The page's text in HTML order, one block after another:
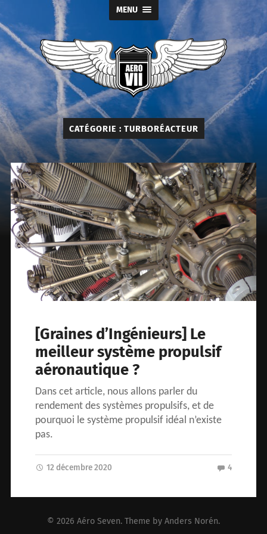
MENU
Aéro
Seven
CATÉGORIE : TURBORÉACTEUR
[Graines d’Ingénieurs] Le
meilleur système propulsif
aéronautique ?
Dans cet article, nous allons parler du
rendement des systèmes propulsifs, et de
pourquoi le système propulsif idéal n’existe
pas.
12 décembre 2020 4
© 2026 Aéro Seven. Theme by Anders Norén.